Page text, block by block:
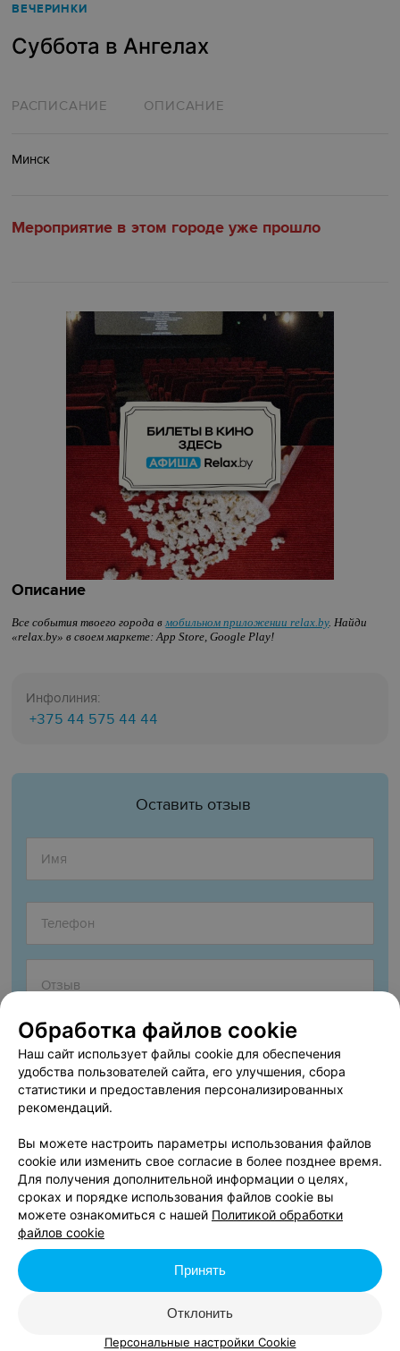
ВЕЧЕРИНКИ
Суббота в Ангелах
РАСПИСАНИЕ ОПИСАНИЕ
Минск
Мероприятие в этом городе уже прошло
Описание
Все события твоего города вмобильном приложении relax.by. Найди
«relax.by» в своем маркете: App Store, Google Play!
Инфолиния:
+375 44 575 44 44
Оставить отзыв
Согласен опубликовать отзыв. Подробнее об
прав
Добавить отзыв
Нажимая кнопку «Добавить отзыв», вы принимаете
Пользовательского соглашения
Обработка файлов cookie
Наш сайт использует файлы cookie для обеспечения
удобства пользователей сайта, его улучшения, сбора
статистики и предоставления персонализированных
рекомендаций.
Вы можете настроить параметры использования файлов
cookie или изменить свое согласие в более позднее время.
Для получения дополнительной информации о целях,
сроках и порядке использования файлов cookie вы
можете ознакомиться с нашей Политикой обработки
файлов cookie
Отклонить
Принять
Персональные настройки Cookie